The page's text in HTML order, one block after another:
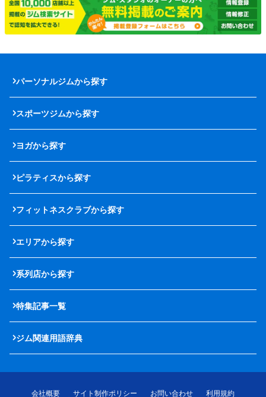
パーソナルジムから探す
スポーツジムから探す
ヨガから探す
ピラティスから探す
フィットネスクラブから探す
エリアから探す
系列店から探す
特集記事一覧
ジム関連用語辞典
会社概要 サイト制作ポリシー お問い合わせ
利用規約